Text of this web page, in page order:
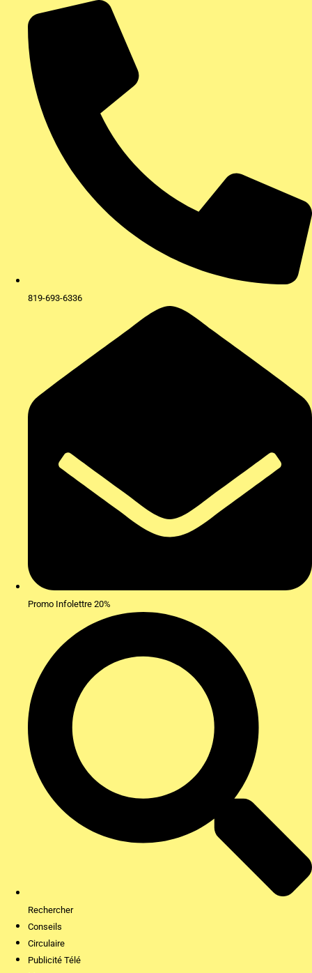
contenu
819-693-6336
Promo Infolettre 20%
Rechercher
Conseils
Circulaire
Publicité Télé